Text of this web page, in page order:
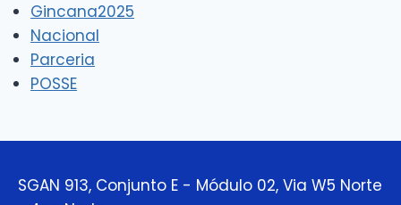
Gincana2025
Nacional
Parceria
POSSE
SGAN 913, Conjunto E - Módulo 02, Via W5 Norte